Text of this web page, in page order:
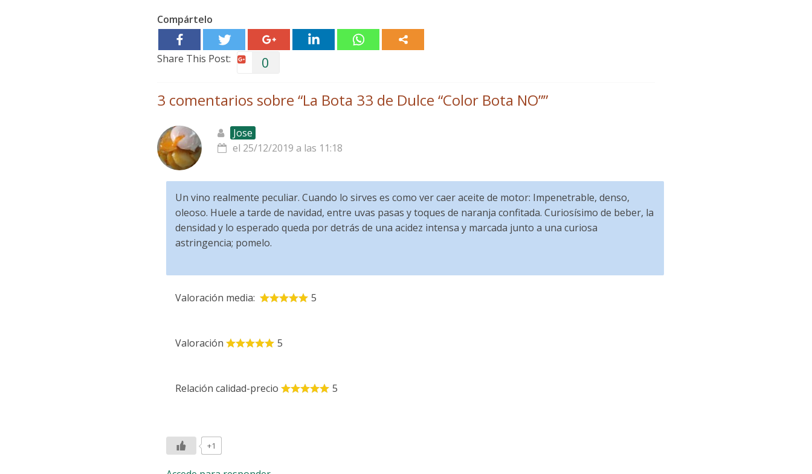
Compártelo
Share This Post: 0
3 comentarios sobre “La Bota 33 de Dulce “Color Bota NO””
Jose
el 25/12/2019 a las 11:18
Un vino realmente peculiar. Cuando lo sirves es como ver caer aceite de motor: Impenetrable, denso,
oleoso. Huele a tarde de navidad, entre uvas pasas y toques de naranja confitada. Curiosísimo de beber, la
densidad y lo esperado queda por detrás de una acidez intensa y marcada junto a una curiosa
astringencia; pomelo.
Valoración media: 5
Valoración 5
Relación calidad-precio 5
+1